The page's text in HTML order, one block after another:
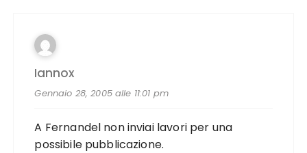
Iannox
Gennaio 28, 2005 alle 11:01 pm
A Fernandel non inviai lavori per una
possibile pubblicazione.